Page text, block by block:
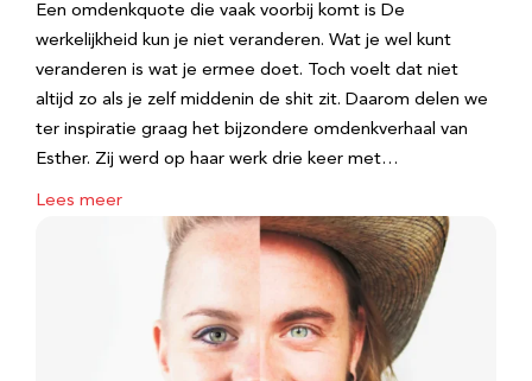
Een omdenkquote die vaak voorbij komt is De
werkelijkheid kun je niet veranderen. Wat je wel kunt
veranderen is wat je ermee doet. Toch voelt dat niet
altijd zo als je zelf middenin de shit zit. Daarom delen we
ter inspiratie graag het bijzondere omdenkverhaal van
Esther. Zij werd op haar werk drie keer met…
Lees meer